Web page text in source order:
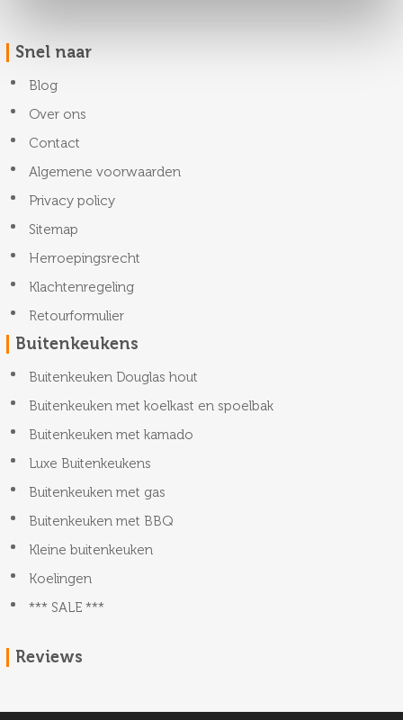
Snel naar
Blog
Over ons
Contact
Algemene voorwaarden
Privacy policy
Sitemap
Herroepingsrecht
Klachtenregeling
Retourformulier
Buitenkeukens
Buitenkeuken Douglas hout
Buitenkeuken met koelkast en spoelbak
Buitenkeuken met kamado
Luxe Buitenkeukens
Buitenkeuken met gas
Buitenkeuken met BBQ
Kleine buitenkeuken
Koelingen
*** SALE ***
Reviews